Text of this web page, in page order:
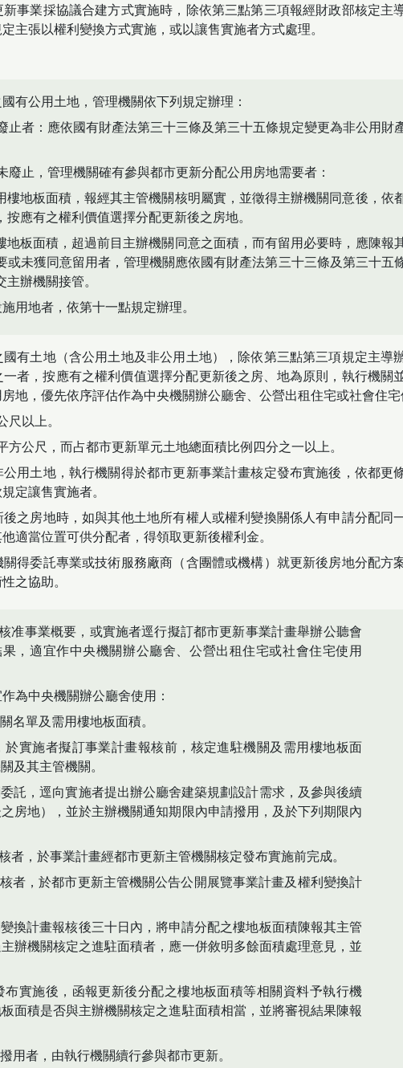
事業採協議合建方式實施時，除依第三點第三項報經財政部核定主
主張以權利變換方式實施，或以讓售實施者方式處理。
有公用土地，管理機關依下列規定辦理：
止者：應依國有財產法第三十三條及第三十五條規定變更為非公用財
廢止，管理機關確有參與都市更新分配公用房地需要者：
樓地板面積，報經其主管機關核明屬實，並徵得主辦機關同意後，依
按應有之權利價值選擇分配更新後之房地。
地板面積，超過前目主辦機關同意之面積，而有留用必要時，應陳報
或未獲同意留用者，管理機關應依國有財產法第三十三條及第三十五
辦機關接管。
用地者，依第十一點規定辦理。
有土地（含公用土地及非公用土地），除依第三點第三項規定主導
者，按應有之權利價值選擇分配更新後之房、地為原則，執行機關
地，優先依序評估作為中央機關辦公廳舍、公營出租住宅或社會住宅
尺以上。
方公尺，而占都市更新單元土地總面積比例四分之一以上。
用土地，執行機關得於都市更新事業計畫核定發布實施後，依都更
定讓售實施者。
之房地時，如與其他土地所有權人或權利變換關係人有申請分配同
適當位置可供分配者，得領取更新後權利金。
得委託專業或技術服務廠商（含團體或機構）就更新後房地分配方
之協助。
准事業概要，或實施者逕行擬訂都市更新事業計畫舉辦公聽會
，適宜作中央機關辦公廳舍、公營出租住宅或社會住宅使用
為中央機關辦公廳舍使用：
名單及需用樓地板面積。
實施者擬訂事業計畫報核前，核定進駐機關及需用樓地板面
及其主管機關。
託，逕向實施者提出辦公廳舍建築規劃設計需求，及參與後續
房地），並於主辦機關通知期限內申請撥用，及於下列期限內
者，於事業計畫經都市更新主管機關核定發布實施前完成。
者，於都市更新主管機關公告公開展覽事業計畫及權利變換計
換計畫報核後三十日內，將申請分配之樓地板面積陳報其主管
辦機關核定之進駐面積者，應一併敘明多餘面積處理意見，並
實施後，函報更新後分配之樓地板面積等相關資料予執行機
面積是否與主辦機關核定之進駐面積相當，並將審視結果陳報
用者，由執行機關續行參與都市更新。